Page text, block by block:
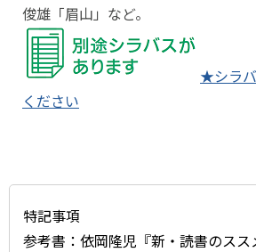
俊雄「眉山」など。
★シラ
ください
特記事項
参考書：依岡隆児『新・読書のスス